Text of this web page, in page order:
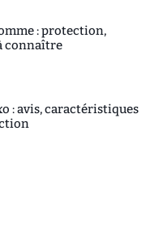
: protection,
connaître
: avis, caractéristiques